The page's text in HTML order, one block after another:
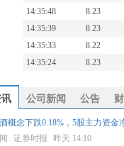
14:35:48
8.23
14:35:39
8.23
14:35:33
8.22
14:35:24
8.23
公司新闻 公告
概念下跌0.18%，5股主力资金
证券时报
昨天 14:10